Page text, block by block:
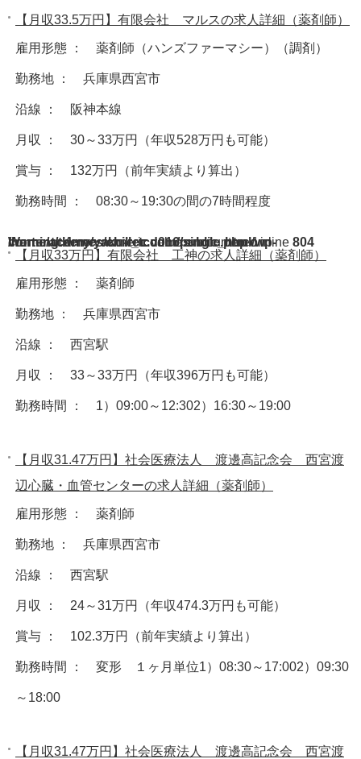
【月収33.5万円】有限会社 マルスの求人詳細（薬剤師）
雇用形態 ： 薬剤師（ハンズファーマシー）（調剤）
勤務地 ： 兵庫県西宮市
沿線 ： 阪神本線
月収 ： 30～33万円（年収528万円も可能）
賞与 ： 132万円（前年実績より算出）
勤務時間 ： 08:30～19:30の間の7時間程度
Warning: A non-numeric value encountered in
/home/acdmy/yaku-rec.com/public_html/wp-content/themes/chill_tcd016/single.phpon line 804
【月収33万円】有限会社 工神の求人詳細（薬剤師）
雇用形態 ： 薬剤師
勤務地 ： 兵庫県西宮市
沿線 ： 西宮駅
月収 ： 33～33万円（年収396万円も可能）
勤務時間 ： 1）09:00～12:302）16:30～19:00
【月収31.47万円】社会医療法人 渡邊高記念会 西宮渡
辺心臓・血管センターの求人詳細（薬剤師）
雇用形態 ： 薬剤師
勤務地 ： 兵庫県西宮市
沿線 ： 西宮駅
月収 ： 24～31万円（年収474.3万円も可能）
賞与 ： 102.3万円（前年実績より算出）
勤務時間 ： 変形 １ヶ月単位1）08:30～17:002）09:30
～18:00
【月収31.47万円】社会医療法人 渡邊高記念会 西宮渡